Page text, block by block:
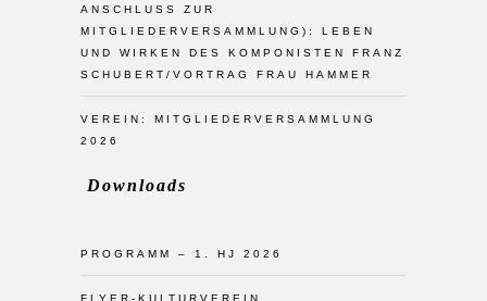
ANSCHLUSS ZUR
MITGLIEDERVERSAMMLUNG): LEBEN
UND WIRKEN DES KOMPONISTEN FRANZ
SCHUBERT/VORTRAG FRAU HAMMER
VEREIN: MITGLIEDERVERSAMMLUNG
2026
Downloads
PROGRAMM – 1. HJ 2026
FLYER-KULTURVEREIN